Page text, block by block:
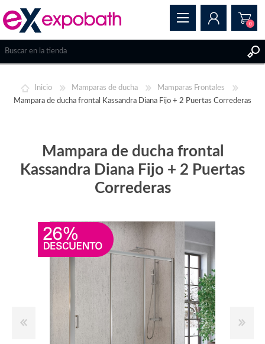
INICIAR SESIÓN
0
Inicio Mamparas de ducha
Mamparas Frontales
Mampara de ducha frontal Kassandra Diana Fijo + 2 Puertas Correderas
Mampara de ducha frontal
Kassandra Diana Fijo + 2 Puertas
Correderas